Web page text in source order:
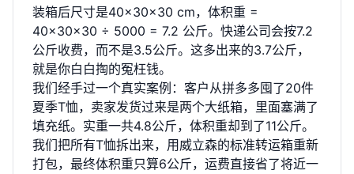
装箱后尺寸是40×30×30 cm，体积重 =
40×30×30 ÷ 5000 = 7.2 公斤。快递公司会按7.2
公斤收费，而不是3.5公斤。这多出来的3.7公斤，
就是你白白掏的冤枉钱。
我们经手过一个真实案例：客户从拼多多囤了20件
夏季T恤，卖家发货过来是两个大纸箱，里面塞满了
填充纸。实重一共4.8公斤，体积重却到了11公斤。
我们把所有T恤拆出来，用威立森的标准转运箱重新
打包，最终体积重只算6公斤，运费直接省了将近一